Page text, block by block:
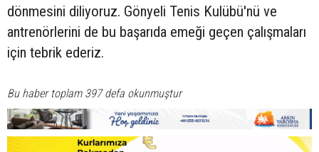
dönmesini diliyoruz. Gönyeli Tenis Kulübü'nü ve
antrenörlerini de bu başarıda emeği geçen çalışmaları
için tebrik ederiz.
Bu haber toplam 397 defa okunmuştur